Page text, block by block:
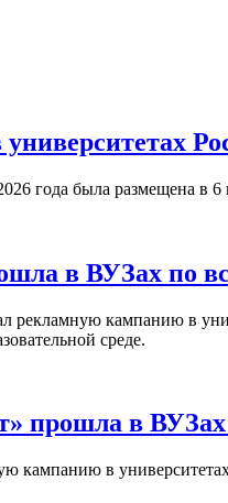
года была размещена в
в ВУЗах по
рекламную кампанию в
среде.
прошла в ВУЗах
кампанию в